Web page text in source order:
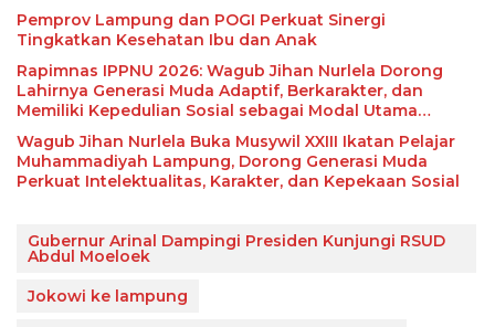
Pemprov Lampung dan POGI Perkuat Sinergi
Tingkatkan Kesehatan Ibu dan Anak
Rapimnas IPPNU 2026: Wagub Jihan Nurlela Dorong
Lahirnya Generasi Muda Adaptif, Berkarakter, dan
Memiliki Kepedulian Sosial sebagai Modal Utama
Menghadapi Indonesia Emas 2045
Wagub Jihan Nurlela Buka Musywil XXIII Ikatan Pelajar
Muhammadiyah Lampung, Dorong Generasi Muda
Perkuat Intelektualitas, Karakter, dan Kepekaan Sosial
Gubernur Arinal Dampingi Presiden Kunjungi RSUD
Abdul Moeloek
Jokowi ke lampung